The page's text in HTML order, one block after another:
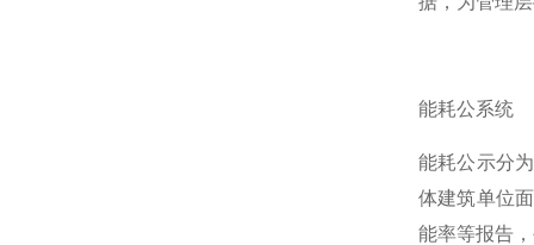
能耗公系统
能耗公示分
体建筑单位
能率等报告